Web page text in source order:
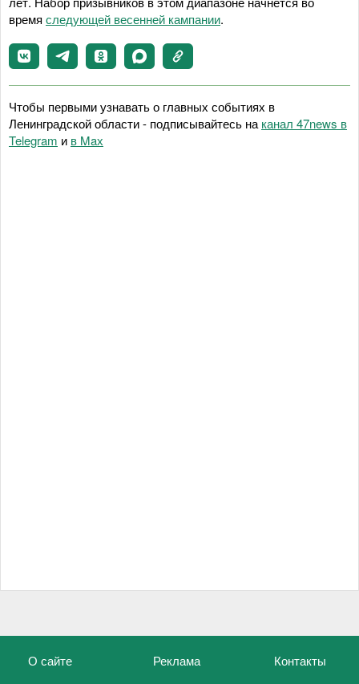
время следующей весенней кампании.
Чтобы первыми узнавать о главных событиях в
Ленинградской области - подписывайтесь на канал 47news в
Telegram и в Maх
О сайте Реклама Контакты